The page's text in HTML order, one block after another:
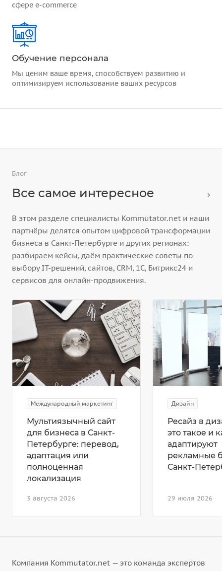
сфере e-commerce
Обучение персонала
Мы ценим ваше время, способствуем развитию и
оптимизируем использование ваших ресурсов
Блог
Все самое интересное
В этом разделе специалисты Kommutator.net и наши
партнёры делятся опытом цифровой трансформации
бизнеса в Санкт-Петербурге и других регионах:
разбираем кейсы, даём практические советы по
выбору IT-решений, сайтов, CRM, 1С, Битрикс24 и
сервисов для онлайн-продвижения.
Международный маркетинг
3 августа 2026
Мультиязычный сайт
для бизнеса в Санкт-
Петербурге: перевод,
адаптация или
полноценная
локализация
Дизайн
29 июля 2026
Ресайз в
это такое и
адаптируют
рекламные
Санкт-
Компания Kommutator.net — это команда экспертов